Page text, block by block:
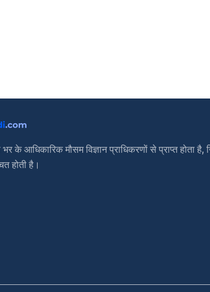
भर के आधिकारिक मौसम विज्ञान प्राधिकरणों से प्राप्त होता
होती है।